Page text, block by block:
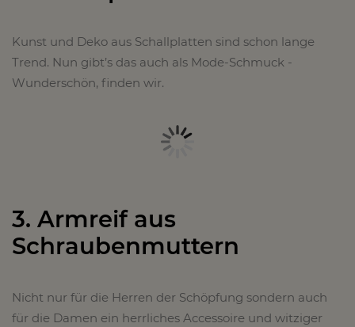
Kunst und Deko aus Schallplatten sind schon lange
Trend. Nun gibt’s das auch als Mode-Schmuck -
Wunderschön, finden wir.
3. Armreif aus
Schraubenmuttern
Nicht nur für die Herren der Schöpfung sondern auch
für die Damen ein herrliches Accessoire und witziger